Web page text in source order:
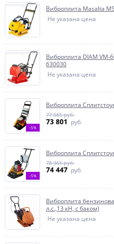
Виброплита Masalta
Не указана цена
Виброплита DIAM VM-
630030
Не указана цена
-5%
Виброплита
73 801 руб.
77 685 руб.
-5%
Виброплита
74 447 руб.
78 365 руб.
Виброплита
л.с.,13 кН, с баком)
Не указана цена